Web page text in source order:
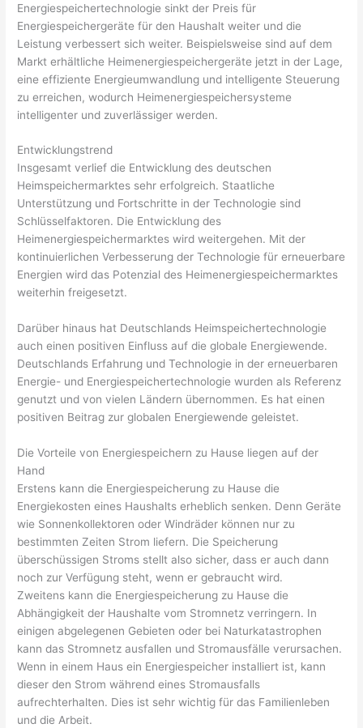
Energiespeichertechnologie sinkt der Preis für
Energiespeichergeräte für den Haushalt weiter und die
Leistung verbessert sich weiter. Beispielsweise sind auf dem
Markt erhältliche Heimenergiespeichergeräte jetzt in der Lage,
eine effiziente Energieumwandlung und intelligente Steuerung
zu erreichen, wodurch Heimenergiespeichersysteme
intelligenter und zuverlässiger werden.
Entwicklungstrend
Insgesamt verlief die Entwicklung des deutschen
Heimspeichermarktes sehr erfolgreich. Staatliche
Unterstützung und Fortschritte in der Technologie sind
Schlüsselfaktoren. Die Entwicklung des
Heimenergiespeichermarktes wird weitergehen. Mit der
kontinuierlichen Verbesserung der Technologie für erneuerbare
Energien wird das Potenzial des Heimenergiespeichermarktes
weiterhin freigesetzt.
Darüber hinaus hat Deutschlands Heimspeichertechnologie
auch einen positiven Einfluss auf die globale Energiewende.
Deutschlands Erfahrung und Technologie in der erneuerbaren
Energie- und Energiespeichertechnologie wurden als Referenz
genutzt und von vielen Ländern übernommen. Es hat einen
positiven Beitrag zur globalen Energiewende geleistet.
Die Vorteile von Energiespeichern zu Hause liegen auf der
Hand
Erstens kann die Energiespeicherung zu Hause die
Energiekosten eines Haushalts erheblich senken. Denn Geräte
wie Sonnenkollektoren oder Windräder können nur zu
bestimmten Zeiten Strom liefern. Die Speicherung
überschüssigen Stroms stellt also sicher, dass er auch dann
noch zur Verfügung steht, wenn er gebraucht wird.
Zweitens kann die Energiespeicherung zu Hause die
Abhängigkeit der Haushalte vom Stromnetz verringern. In
einigen abgelegenen Gebieten oder bei Naturkatastrophen
kann das Stromnetz ausfallen und Stromausfälle verursachen.
Wenn in einem Haus ein Energiespeicher installiert ist, kann
dieser den Strom während eines Stromausfalls
aufrechterhalten. Dies ist sehr wichtig für das Familienleben
und die Arbeit.